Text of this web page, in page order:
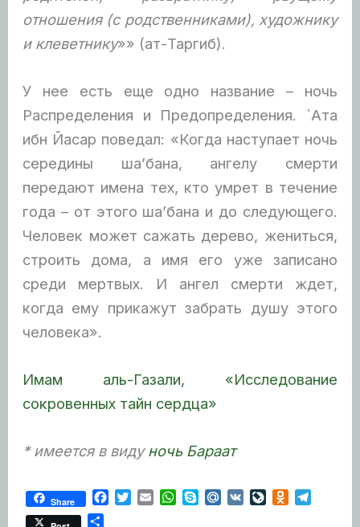
отношения (с родственниками), художнику
и клеветнику»» (ат-Таргиб).
У нее есть еще одно название – ночь
Распределения и Предопределения. `Ата
ибн Йасар поведал: «Когда наступает ночь
середины ша’бана, ангелу смерти
передают имена тех, кто умрет в течение
года – от этого ша’бана и до следующего.
Человек может сажать дерево, жениться,
строить дома, а имя его уже записано
среди мертвых. И ангел смерти ждет,
когда ему прикажут забрать душу этого
человека».
Имам аль-Газали, «Исследование
сокровенных тайн сердца»
* имеется в видуночь Бараат
Share
T
W
S
M
V
O